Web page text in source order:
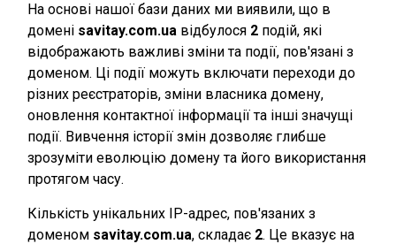
На основі нашої бази даних ми виявили, що в
домені savitay.com.ua відбулося 2 подій, які
відображають важливі зміни та події, пов'язані з
доменом. Ці події можуть включати переходи до
різних реєстраторів, зміни власника домену,
оновлення контактної інформації та інші значущі
події. Вивчення історії змін дозволяє глибше
зрозуміти еволюцію домену та його використання
протягом часу.
Кількість унікальних IP-адрес, пов'язаних з
доменом savitay.com.ua, складає 2. Це вказує на